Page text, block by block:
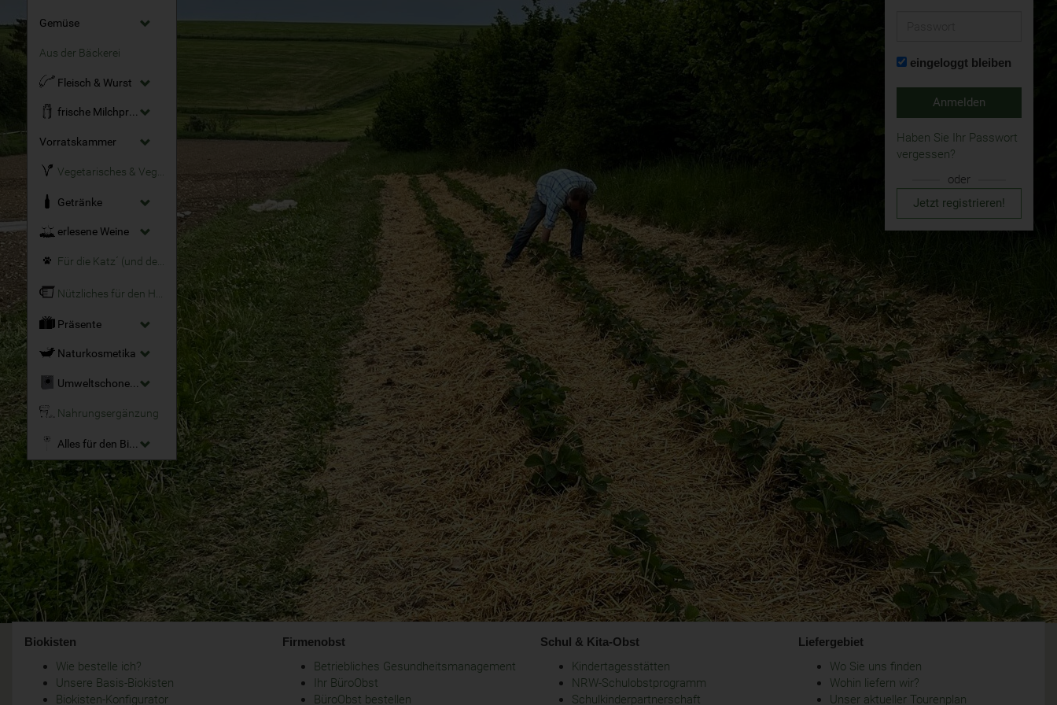
Gemüse
Aus der Bäckerei
Fleisch & Wurst
frische Milchprodukte
Vorratskammer
Getränke
erlesene Weine
Für die Katz´ (und den Hund)
Präsente
Naturkosmetika
Umweltschonende Reinigungsmittel
Nahrungsergänzung
Alles für den Bio-Garten
eingeloggt bleiben
Anmelden
Haben Sie Ihr Passwort
vergessen?
oder
Jetzt registrieren!
Biokisten
Wie bestelle ich?
Unsere Basis-Biokisten
Biokisten-Konfigurator
Firmenobst
Betriebliches Gesundheitsmanagement
Ihr BüroObst
BüroObst bestellen
Schul & Kita-Obst
Kindertagesstätten
NRW-Schulobstprogramm
Schulkinderpartnerschaft
Liefergebiet
Wo Sie uns finden
Wohin liefern wir?
Unser aktueller Tourenplan